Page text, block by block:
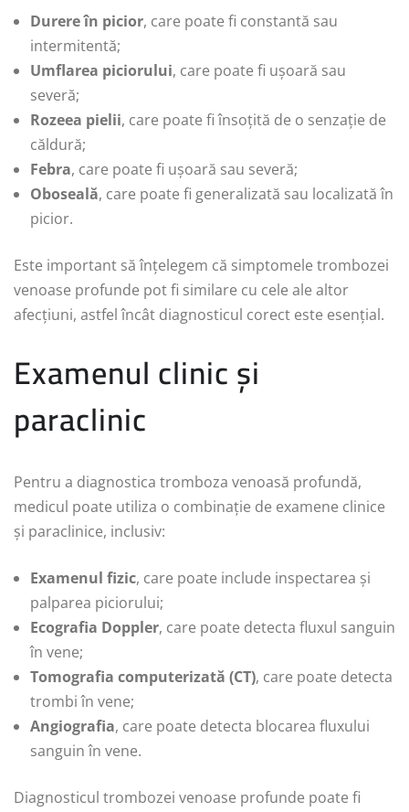
Durere în picior, care poate fi constantă sau
intermitentă;
Umflarea piciorului, care poate fi ușoară sau
severă;
Rozeea pielii, care poate fi însoțită de o senzație de
căldură;
Febra, care poate fi ușoară sau severă;
Oboseală, care poate fi generalizată sau localizată în
picior.
Este important să înțelegem că simptomele trombozei
venoase profunde pot fi similare cu cele ale altor
afecțiuni, astfel încât diagnosticul corect este esențial.
Examenul clinic și
paraclinic
Pentru a diagnostica tromboza venoasă profundă,
medicul poate utiliza o combinație de examene clinice
și paraclinice, inclusiv:
Examenul fizic, care poate include inspectarea și
palparea piciorului;
Ecografia Doppler, care poate detecta fluxul sanguin
în vene;
Tomografia computerizată (CT), care poate detecta
trombi în vene;
Angiografia, care poate detecta blocarea fluxului
sanguin în vene.
Diagnosticul trombozei venoase profunde poate fi